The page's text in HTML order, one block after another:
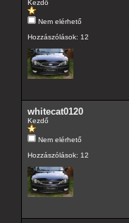
Kezdő
Nem elérhető
Hozzászólások: 12
whitecat0120
Kezdő
Nem elérhető
Hozzászólások: 12